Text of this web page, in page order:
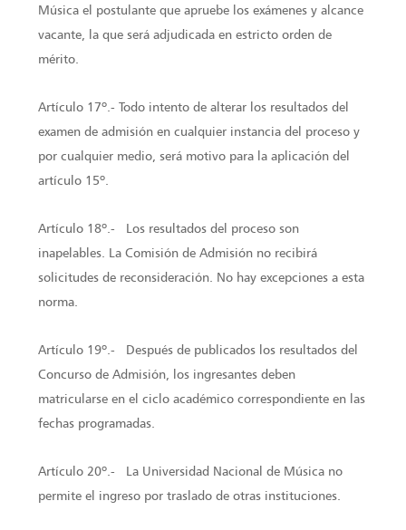
Música el postulante que apruebe los exámenes y alcance
vacante, la que será adjudicada en estricto orden de
mérito.
Artículo 17º.- Todo intento de alterar los resultados del
examen de admisión en cualquier instancia del proceso y
por cualquier medio, será motivo para la aplicación del
artículo 15º.
Artículo 18º.- Los resultados del proceso son
inapelables. La Comisión de Admisión no recibirá
solicitudes de reconsideración. No hay excepciones a esta
norma.
Artículo 19º.- Después de publicados los resultados del
Concurso de Admisión, los ingresantes deben
matricularse en el ciclo académico correspondiente en las
fechas programadas.
Artículo 20º.- La Universidad Nacional de Música no
permite el ingreso por traslado de otras instituciones.